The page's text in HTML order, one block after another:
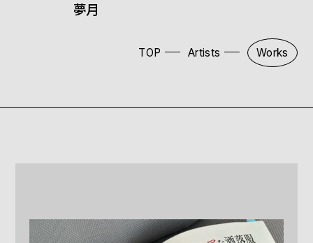
夢月
TOP Artists Works